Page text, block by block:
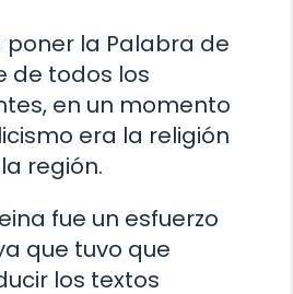
poner la Palabra de
de todos los
en un momento
era la religión
región.
fue un esfuerzo
que tuvo que
los textos